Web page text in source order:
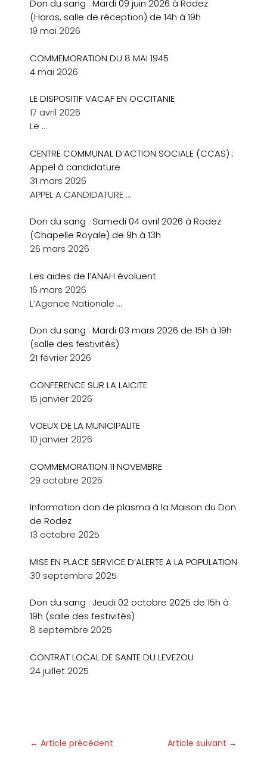
Don du sang : Mardi 09 juin 2026 à Rodez
(Haras, salle de réception) de 14h à 19h
19 mai 2026
COMMEMORATION DU 8 MAI 1945
4 mai 2026
LE DISPOSITIF VACAF EN OCCITANIE
17 avril 2026
Le …
CENTRE COMMUNAL D’ACTION SOCIALE (CCAS) :
Appel à candidature
31 mars 2026
APPEL A CANDIDATURE …
Don du sang : Samedi 04 avril 2026 à Rodez
(Chapelle Royale) de 9h à 13h
26 mars 2026
Les aides de l’ANAH évoluent
16 mars 2026
L’Agence Nationale …
Don du sang : Mardi 03 mars 2026 de 15h à 19h
(salle des festivités)
21 février 2026
CONFERENCE SUR LA LAICITE
15 janvier 2026
VOEUX DE LA MUNICIPALITE
10 janvier 2026
COMMEMORATION 11 NOVEMBRE
29 octobre 2025
Information don de plasma à la Maison du Don
de Rodez
13 octobre 2025
MISE EN PLACE SERVICE D’ALERTE A LA POPULATION
30 septembre 2025
Don du sang : Jeudi 02 octobre 2025 de 15h à
19h (salle des festivités)
8 septembre 2025
CONTRAT LOCAL DE SANTE DU LEVEZOU
24 juillet 2025
← Article précédent Article suivant →